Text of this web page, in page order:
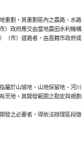
重劃，其重劃區內之農路、水路
）政府應交由當地農田水利機構
（市）道路者，由直轄市政府或
屬於山坡地、山地保留地、河川
荒地。其開發範圍之勘定與規劃
發之必要者，得依法辦理區段徵